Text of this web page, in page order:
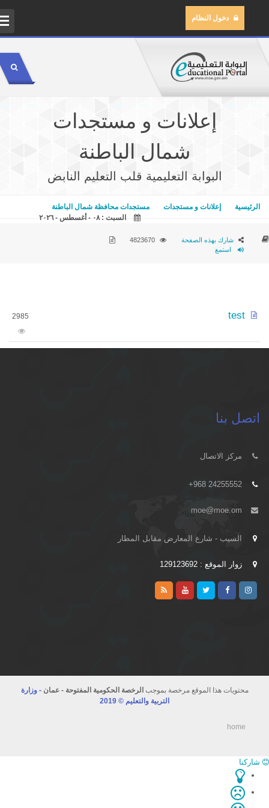
دخول النظام
إعلانات و مستجدات
شمال الباطنة
البوابة التعليمية قلب التعليم النابض
الرئيسية إعلانات و مستجدات
مستجدات محافظة شمال الباطنة
السبت : ٠٨ - أغسطس - ٢٠٢٦
شارك بهذه الصفحة
4823670
استمع
test
2985
اتصل بنا
مركز الاتصال
+968 24255552
moe@moe.om
السيب - شارع المعارض مقابل المطار
زوار الموقع : 129123692
محتويات هذا الموقع مرخصة بموجبالرخصة الحكومية المفتوحة - عمان- وزارة
التربية والتعليم © 2019
home